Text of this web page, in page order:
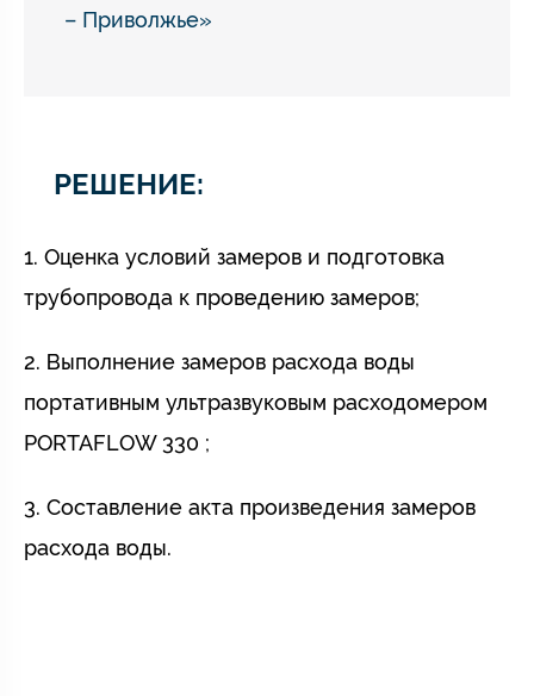
– Приволжье»
РЕШЕНИЕ:
1. Оценка условий замеров и подготовка
трубопровода к проведению замеров;
2. Выполнение замеров расхода воды
портативным ультразвуковым расходомером
PORTAFLOW 330 ;
3. Составление акта произведения замеров
расхода воды.